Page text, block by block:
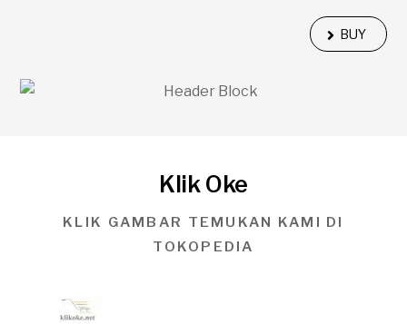
BUY
Klik Oke
KLIK GAMBAR TEMUKAN KAMI DI
TOKOPEDIA